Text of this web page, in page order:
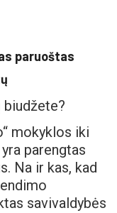
paruoštas
biudžete?
mokyklos iki
parengtas
Na ir kas, kad
savivaldybės